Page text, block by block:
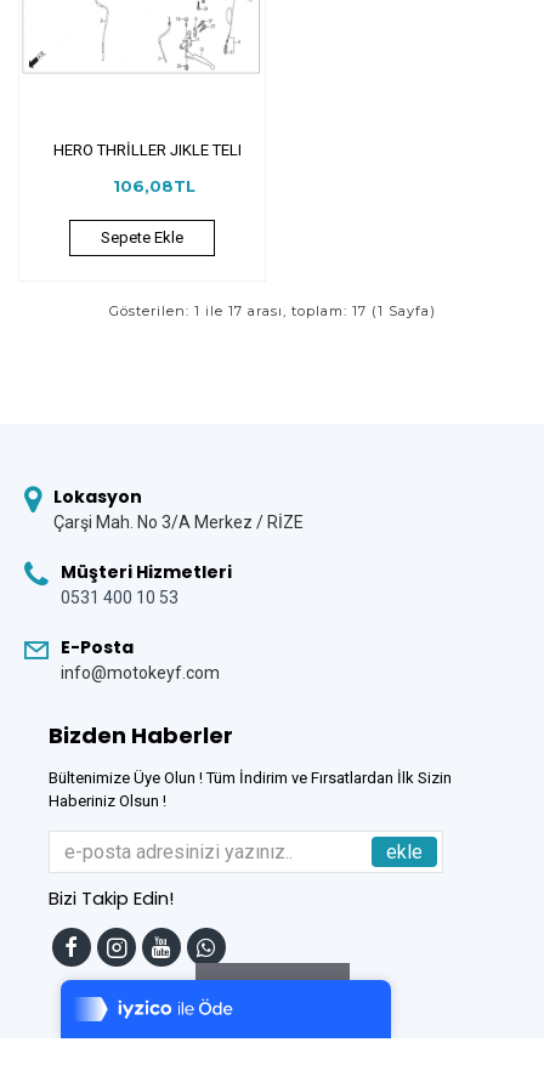
Tek Tıkla Ödeme Kolaylığı
7/24 Canlı Destek
%100 Sorunsuz Alışveriş
HERO THRİLLER JIKLE TELI
106,08TL
Sepete Ekle
Gösterilen: 1 ile 17 arası, toplam: 17 (1 Sayfa)
Lokasyon
Çarşi Mah. No 3/A Merkez / RİZE
Müşteri Hizmetleri
0531 400 10 53
E-Posta
info@motokeyf.com
Bizden Haberler
Bültenimize Üye Olun ! Tüm İndirim ve Fırsatlardan İlk Sizin
Haberiniz Olsun !
ekle
Bizi Takip Edin!
Filtreleme